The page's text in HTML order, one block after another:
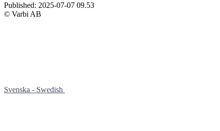
Published: 2025-07-07 09.53
© Varbi AB
Svenska - Swedish